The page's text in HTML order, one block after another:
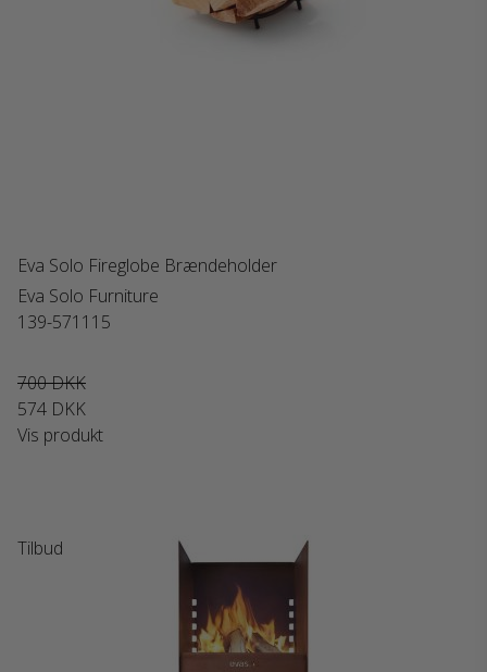
Eva Solo Fireglobe Brændeholder
Eva Solo Furniture
139-571115
700 DKK
574 DKK
Vis produkt
Tilbud